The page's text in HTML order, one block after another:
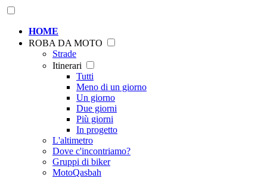
HOME
ROBA DA MOTO
Strade
Itinerari
Tutti
Meno di un giorno
Un giorno
Due giorni
Più giorni
In progetto
L'altimetro
Dove c'incontriamo?
Gruppi di biker
MotoQasbah